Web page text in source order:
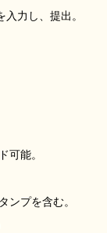
力し、提出。
可能。
ンプを含む。